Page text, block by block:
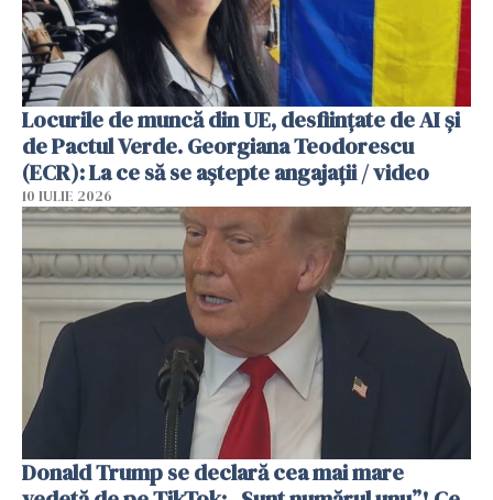
Locurile de muncă din UE, desființate de AI și
de Pactul Verde. Georgiana Teodorescu
(ECR): La ce să se aștepte angajații / video
10 IULIE 2026
Donald Trump se declară cea mai mare